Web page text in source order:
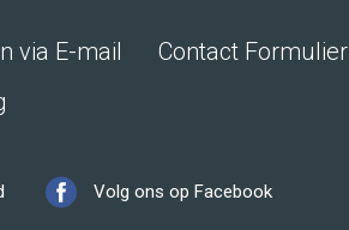
via E-mail Contact Formulier
Volg ons op Facebook